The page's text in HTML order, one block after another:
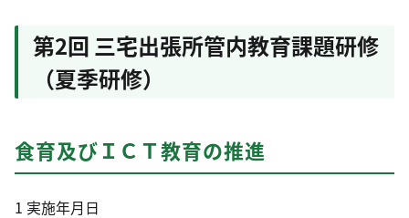
第2回 三宅出張所管内教育課題研修
（夏季研修）
食育及びＩＣＴ教育の推進
1 実施年月日